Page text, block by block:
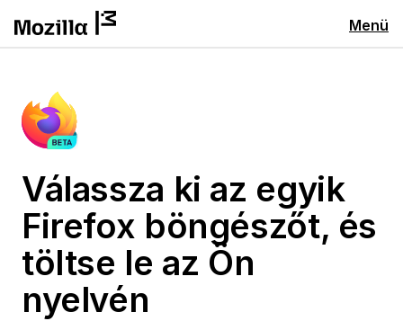
Menü
Válassza ki az egyik
Firefox böngészőt, és
töltse le az Ön
nyelvén